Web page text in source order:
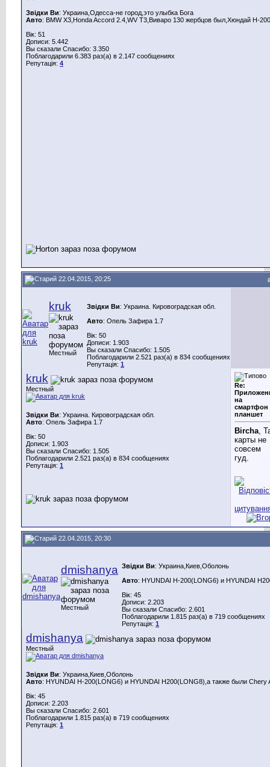
Звідки Ви: Украина,Одесса-не город,это улыбка Бога
Авто: BMW X3,Honda Aссord 2.4,WV T3,Виваро 130 жербцов был,Хюндай Н-
Вік: 51
Дописи: 5.442
Вы сказали Спасибо: 3.350
Поблагодарили 6.383 раз(а) в 2.147 сообщениях
Репутація: 4
22.04.2015, 20:25
kruk
Местный
Звідки Ви: Украина. Кировоградская обл.
Авто: Опель Зафира 1.7
Вік: 50
Дописи: 1.903
Вы сказали Спасибо: 1.505
Поблагодарили 2.521 раз(а) в 834 сообщениях
Репутація: 1
kruk
Местный
Звідки Ви: Украина. Кировоградская обл.
Авто: Опель Зафира 1.7
Вік: 50
Дописи: 1.903
Вы сказали Спасибо: 1.505
Поблагодарили 2.521 раз(а) в 834 сообщениях
Репутація: 1
Re:
на
смартфон
планшет
Bircha ,
карты не
совсем
гуд.
22.04.2015, 20:30
dmishanya
Местный
Звідки Ви: Украина,Киев,Оболонь
Авто: HYUNDAI H-200(LONG6) и HYUNDAI
Вік: 45
Дописи: 2.203
Вы сказали Спасибо: 2.601
Поблагодарили 1.815 раз(а) в 719 сообщениях
Репутація: 1
dmishanya
Местный
Звідки Ви: Украина,Киев,Оболонь
Авто: HYUNDAI H-200(LONG6) и HYUNDAI H200(LONG8),а также были Chery
Вік: 45
Дописи: 2.203
Вы сказали Спасибо: 2.601
Поблагодарили 1.815 раз(а) в 719 сообщениях
Репутація: 1